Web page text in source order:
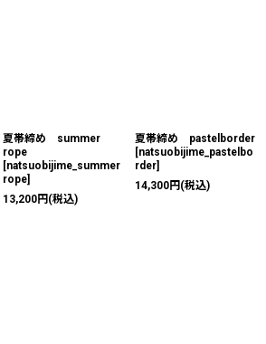
夏帯締め summer
rope
[natsuobijime_summer
rope]
13,200円 (税込)
夏帯締め pastelborder
[natsuobijime_pastelbo
rder]
14,300円 (税込)